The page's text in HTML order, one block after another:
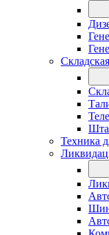
Техника